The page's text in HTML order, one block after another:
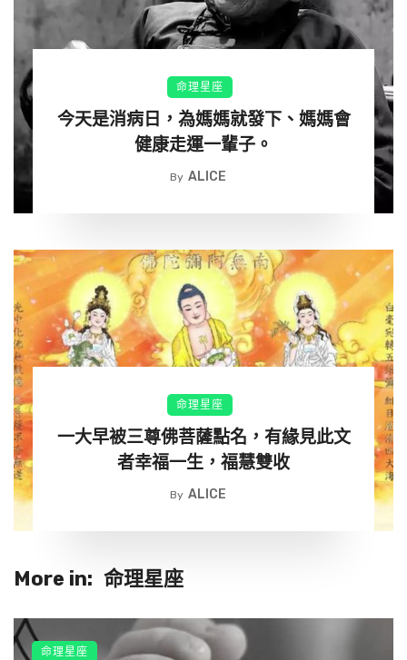
楞嚴經說：「汝愛我心，我憐汝色，以是因緣，經百千
劫，常在纏縛。」
理想的夫妻是身體相合，心理依靠，靈性成就。由性而
情、由情而愛。
夫妻之間，有一條能量帶相聯結，兩個人不論相隔多
家庭的運氣，是夫妻能量場的結果。愛和感恩可以解除
夫妻間所有的負面能量。愛必須始於愛，唯有愛，能療
愈彼此的心。
家和萬事興，內心寧靜，夫妻的能量等級就高，身體和
事業才會越來越好。能量場越純凈，就越能吸引到更好
的東西。
結髮為夫妻，恩愛兩不疑。夫妻，包容越多幸福越多。
娑婆世界，人生很少是圓滿的。
法，而是在爭誰對誰錯，總是以為指責和爭吵能解決問
其實很多時候，夫妻之間並不是真的生氣，而是因為失
命理星座
今天是消病日，為媽媽就發下、媽媽會
健康走運一輩子。
By ALICE
命理星座
一大早被三尊佛菩薩點名，有緣見此文
者幸福一生，福慧雙收
By ALICE
More in: 命理星座
命理星座